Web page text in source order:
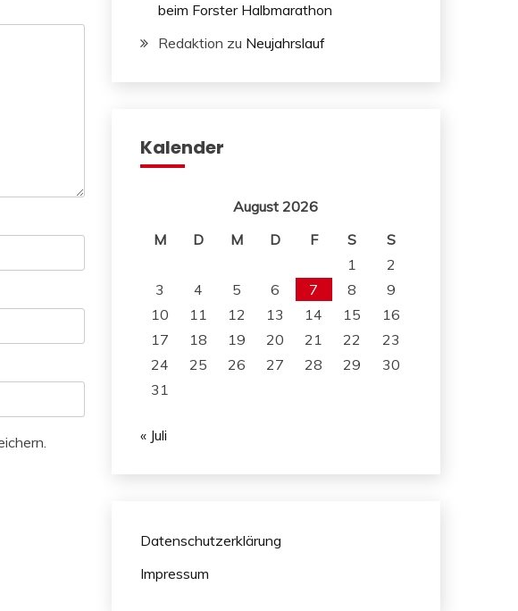
beim Forster Halbmarathon
Redaktion zu Neujahrslauf
Kalender
August 2026
M
D M D F S
S
1
2
3
4 5 6 7 8
9
10
11 12 13 14 15
16
17
18 19 20 21 22
23
24
25 26 27 28 29
30
31
« Juli
Datenschutzerklärung
Impressum